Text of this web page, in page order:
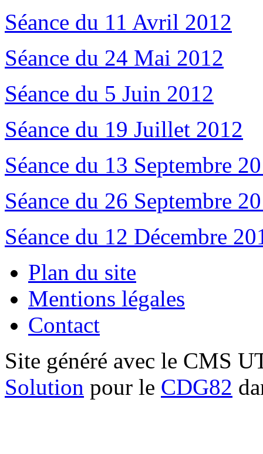
Séance du 11 Avril 2012
Séance du 24 Mai 2012
Séance du 5 Juin 2012
Séance du 19 Juillet 2012
Séance du 13 Septembre
Séance du 26 Septembre
Séance du 12 Décembre
Plan du site
Mentions légales
Contact
Site généré avec le CMS
Solution pour le CDG82